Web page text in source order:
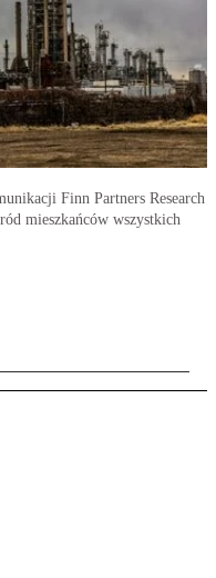
Finn Partners Research
mieszkańców wszystkich